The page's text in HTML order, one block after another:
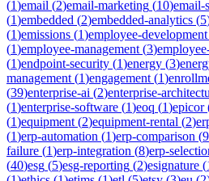
(1)email (2)email-marketing (10)email-
(1)embedded (2)embedded-analytics (5
(1)emissions (1)employee-development
(1)employee-management (3)
(1)endpoint-security (1)energy (3)
management (1)engagement (1)
(39)enterprise-ai (2)enterprise-
(1)enterprise-software (1)eoq (1)epicor
(1)equipment (2)equipment-rental (2)
(1)erp-automation (1)erp-comparison (9
failure (1)erp-integration (8)erp-
(40)esg (5)esg-reporting (2)esignature (